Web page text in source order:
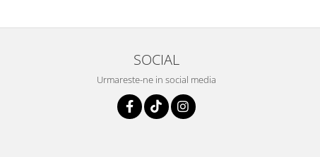
SOCIAL
Urmareste-ne in social media